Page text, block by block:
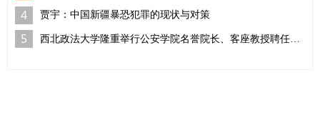
4 贾宇：中国新疆暴恐犯罪的现状与对策
5